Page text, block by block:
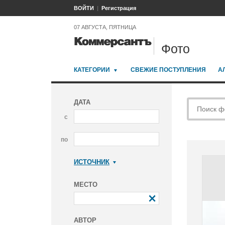
ВОЙТИ Регистрация
07 АВГУСТА, ПЯТНИЦА
Фото
КАТЕГОРИИ СВЕЖИЕ ПОСТУПЛЕНИЯ
ДАТА
с
по
ИСТОЧНИК
МЕСТО
АВТОР